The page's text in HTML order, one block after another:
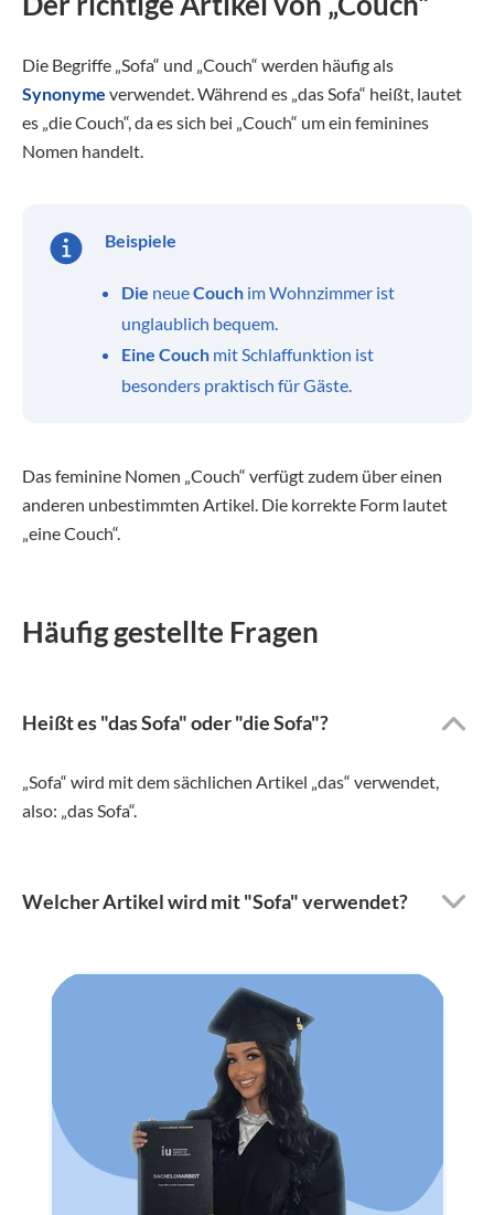
Die Begriffe „Sofa“ und „Couch“ werden häufig als
Synonyme verwendet. Während es „das Sofa“ heißt, lautet
es „die Couch“, da es sich bei „Couch“ um ein feminines
Nomen handelt.
Beispiele
Die neueCouch im Wohnzimmer ist
unglaublich bequem.
Eine Couch mit Schlaffunktion ist
besonders praktisch für Gäste.
Das feminine Nomen „Couch“ verfügt zudem über einen
anderen unbestimmten Artikel. Die korrekte Form lautet
„eine Couch“.
Häufig gestellte Fragen
Heißt es "das Sofa" oder "die Sofa"?
„Sofa“ wird mit dem sächlichen Artikel „das“ verwendet,
also: „das Sofa“.
Welcher Artikel wird mit "Sofa" verwendet?